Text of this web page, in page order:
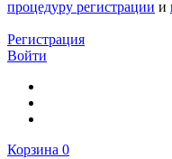
процедуру регистрации и
Регистрация
Войти
Корзина 0